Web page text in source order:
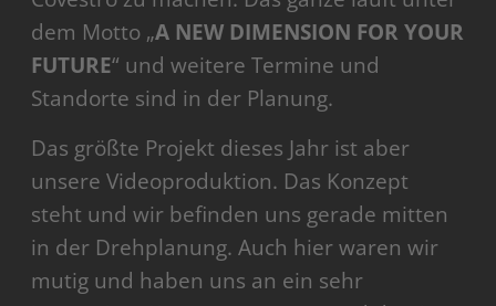
dem Motto „A NEW DIMENSION FOR YOUR
FUTURE“ und weitere Termine und
Standorte sind in der Planung.
Das größte Projekt dieses Jahr ist aber
unsere Videoproduktion. Das Konzept
steht und wir befinden uns gerade mitten
in der Drehplanung. Auch hier waren wir
mutig und haben uns an ein sehr